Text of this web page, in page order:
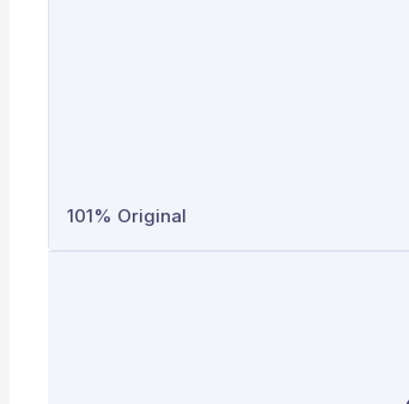
101% Original